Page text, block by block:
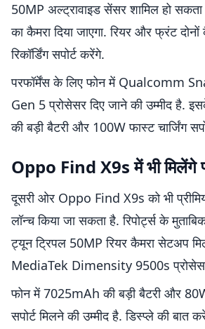
50MP अल्ट्रावाइड सेंसर शामिल हो
का कैमरा दिया जाएगा. रियर और फ्रंट दोनों
रिकॉर्डिंग सपोर्ट करेंगे.
परफॉर्मेंस के लिए फोन में Qualcomm
Gen 5 प्रोसेसर दिए जाने की उम्मीद है.
की बड़ी बैटरी और 100W फास्ट चार्जिंग
Oppo Find X9s में भी मिलेंगे
दूसरी ओर Oppo Find X9s को भी
लॉन्च किया जा सकता है. रिपोर्ट्स के
ट्यून ट्रिपल 50MP रियर कैमरा सेटअप
MediaTek Dimensity 9500s
फोन में 7025mAh की बड़ी बैटरी और 80W
सपोर्ट मिलने की उम्मीद है. डिस्प्ले की बात